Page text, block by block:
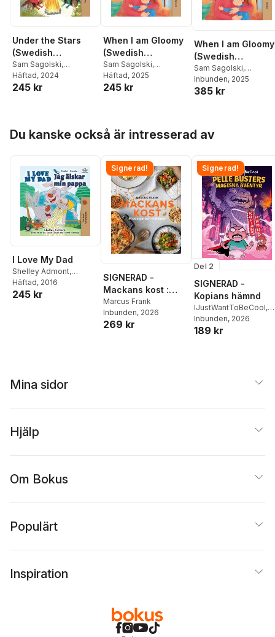
Under the Stars
(Swedish
Children's Book )
Sam Sagolski,
Kidkiddos Books
Häftad, 2024
245 kr
When I am Gloomy
(Swedish
Children's Book)
Sam Sagolski,
Kidkiddos Books
Häftad, 2025
245 kr
When I am Gloomy
(Swedish
Children's Book)
Sam Sagolski,
Kidkiddos Books
Inbunden, 2025
385 kr
Du kanske också är intresserad av
I Love My Dad
Shelley Admont,
Kidkiddos Books
Häftad, 2016
245 kr
Signerad!
SIGNERAD -
Mackans kost :
Middagar och
matlådor
Marcus Frank
Inbunden, 2026
269 kr
Signerad!
Del 2
SIGNERAD -
Kopians hämnd
IJustWantToBeCool,
Joel Adolphson
Ejdemo Beer
Inbunden, 2026
189 kr
Mina sidor
Hjälp
Om Bokus
Populärt
Inspiration